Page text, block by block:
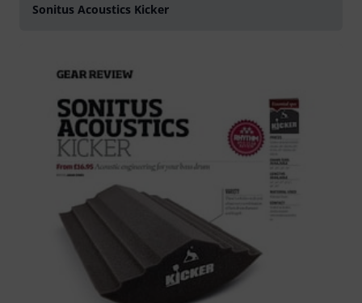
Sonitus Acoustics Kicker